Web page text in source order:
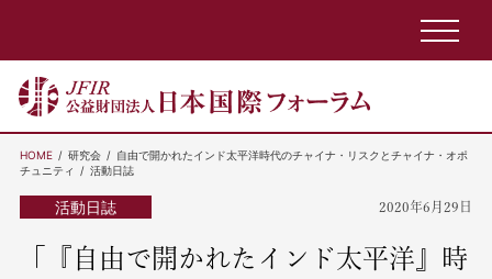
HOME 研究会
自由で開かれたインド太平洋時代のチャイナ・リスクとチャイナ・オポ
チュニティ
活動日誌
活動日誌 2020年6月29日
「『自由で開かれたインド太平洋』時